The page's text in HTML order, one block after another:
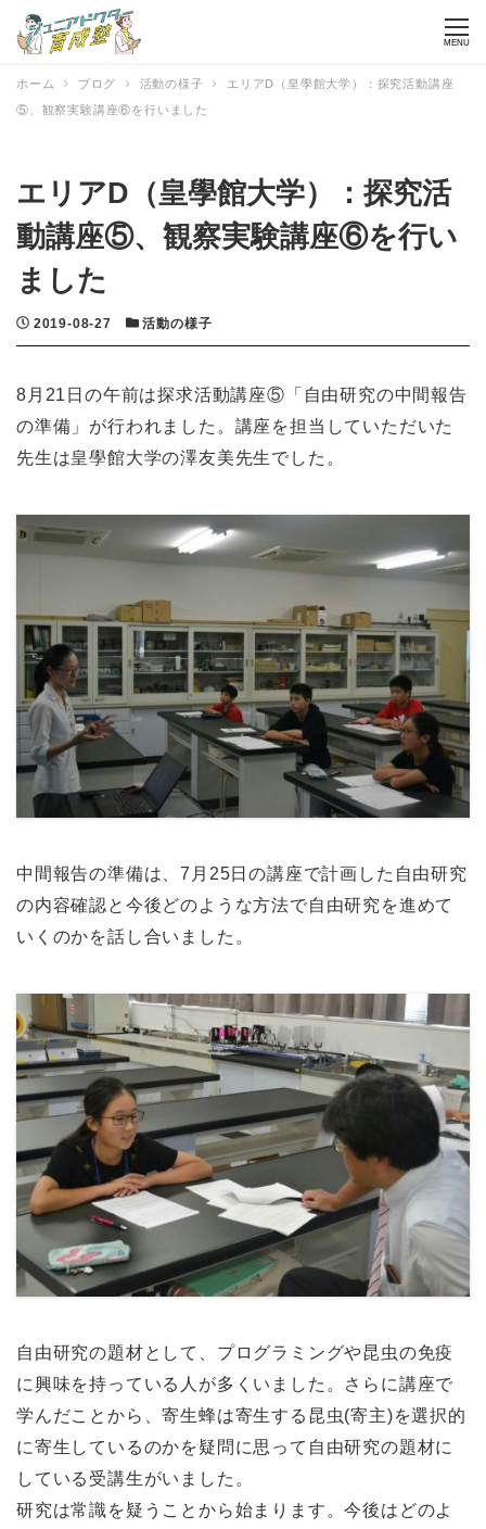
MENU
ホーム ブログ 活動の様子
エリアD（皇學館大学）：探究活動講座
⑤、観察実験講座⑥を行いました
エリアD（皇學館大学）：探究活
動講座⑤、観察実験講座⑥を行い
ました
投稿日
2019-08-27 カテゴリー
活動の様子
8月21日の午前は探求活動講座⑤「自由研究の中間報告
の準備」が行われました。講座を担当していただいた
先生は皇學館大学の澤友美先生でした。
中間報告の準備は、7月25日の講座で計画した自由研究
の内容確認と今後どのような方法で自由研究を進めて
いくのかを話し合いました。
自由研究の題材として、プログラミングや昆虫の免疫
に興味を持っている人が多くいました。さらに講座で
学んだことから、寄生蜂は寄生する昆虫(寄主)を選択的
に寄生しているのかを疑問に思って自由研究の題材に
している受講生がいました。
研究は常識を疑うことから始まります。今後はどのよ